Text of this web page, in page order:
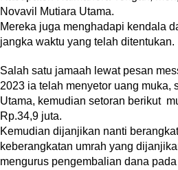
Novavil Mutiara Utama.
Mereka juga menghadapi kendala
jangka waktu yang telah ditentukan.
Salah satu jamaah lewat pesan
2023 ia telah menyetor uang
Utama, kemudian setoran berikut
Rp.34,9 juta.
Kemudian dijanjikan nanti
keberangkatan umrah yang
mengurus pengembalian dana